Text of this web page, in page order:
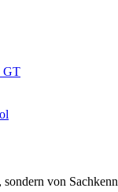
GT
von